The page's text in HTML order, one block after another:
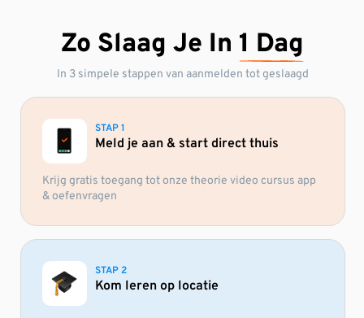
Zo Slaag Je In 1 Dag
In 3 simpele stappen van aanmelden tot geslaagd
STAP 1
Meld je aan & start direct thuis
Krijg gratis toegang tot onze theorie video cursus app
& oefenvragen
STAP 2
Kom leren op locatie